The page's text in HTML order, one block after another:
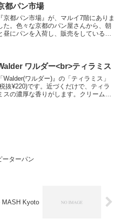
にご覧くださ...
都パン市場
『京都パン市場』が、マルイ7階にありま
た。色々な京都のパン屋さんから、朝
昼にパンを入荷し、販売をしていると
、購入しました。こち...
ワルダー<br>ティラミス
「Walder(ワルダー)』の「ティラミス」
抜¥220)です。近づくだけで、ティラ
スの濃厚な香りがします。クリームパ
ーターパン
MASH Kyoto